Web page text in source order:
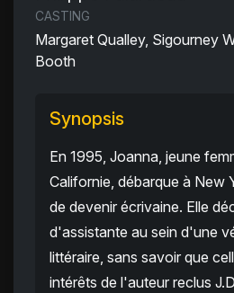
CASTING
Margaret Qualley, Sigourney
Booth
Synopsis
En 1995, Joanna, jeune
Californie, débarque à New
de devenir écrivaine. Elle
d'assistante au sein d'une
littéraire, sans savoir que
intérêts de l'auteur reclus